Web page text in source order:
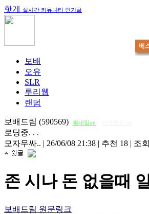
핫게 실시간 커뮤니티 인기글
보배
오유
SLR
루리웹
랜덤
보배드림 (590569) 썸네일on
로딩중. . .
모자무싸.. | 26/06/08 21:38 | 추천 18 | 조
존 시나 돈 없을때
보배드림 원문링크